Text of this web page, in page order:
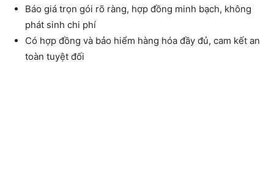
Báo giá trọn gói rõ ràng, hợp đồng minh bạch, không
phát sinh chi phí
Có hợp đồng và bảo hiểm hàng hóa đầy đủ, cam kết an
toàn tuyệt đối